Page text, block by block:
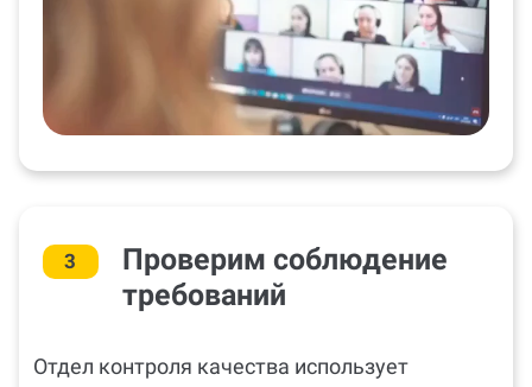
3
Проверим соблюдение
требований
Отдел контроля качества использует